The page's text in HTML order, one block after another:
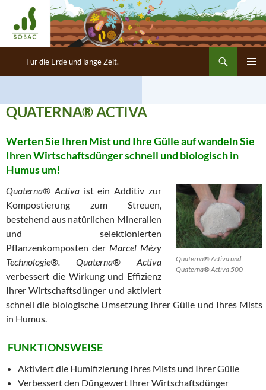
Für die Erde und lange Zeit.
SOBAC Deutschland GmbH
QUATERNA® ACTIVA
Werten Sie Ihren Mist und Ihre Gülle auf wandeln Sie
Ihren Wirtschaftsdünger schnell und biologisch in
Humus um!
Quaterna® Activa und
Quaterna® Activa 500
Quaterna® Activaist ein Additiv zur
Kompostierung zum Streuen,
bestehend aus natürlichen Mineralien
und selektionierten
Pflanzenkomposten der Marcel Mézy
Technologie®.
Quaterna® Activa
verbessert die Wirkung und Effizienz
Ihrer Wirtschaftsdünger und aktiviert
schnell die biologische Umsetzung Ihrer Gülle und Ihres Mists
in Humus.
FUNKTIONSWEISE
Aktiviert die Humifizierung Ihres Mists und Ihrer Gülle
Verbessert den Düngewert Ihrer Wirtschaftsdünger